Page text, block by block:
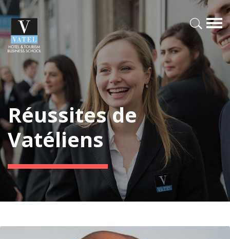
Réussites de
Vatéliens